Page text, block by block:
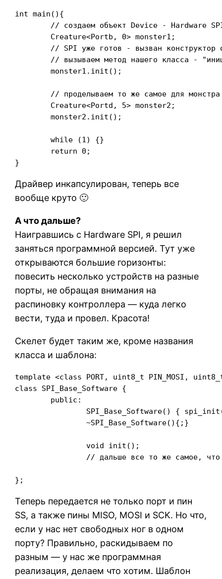
int main(){
	monster1.init();
	monster2.init();
	while (1) {}
}
Драйвер инкапсулирован, теперь все
вообще круто 🙂
А что дальше?
Наигравшись с Hardware SPI, я решил
заняться программной версией. Тут уже
открываются большие горизонты:
повесить несколько устройств на разные
порты, не обращая внимания на
распиновку контроллера — куда легко
вести, туда и провел. Красота!
Скелет будет таким же, кроме названия
класса и шаблона:
template <class PORT, uint8_t PIN_MOSI,
class SPI_Base_Software {
		~SPI_Base_Software(){;}
		void init();
};
Теперь передается не только порт и пин
SS, а также пины MISO, MOSI и SCK. Но что,
если у нас нет свободных ног в одном
порту? Правильно, раскидываем по
разным — у нас же программная
реализация, делаем что хотим. Шаблон